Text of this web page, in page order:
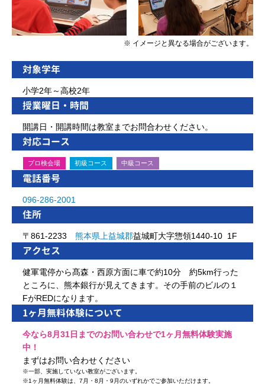
※ イメージと異なる場合がございます。
対象学年
小学2年～高校2年
授業曜日・時間
開講日・開講時間は教室までお問合わせください。
対応コース
プロ検会場 初級コース 中級コース
電話番号
096-286-2001
住所
〒861-2233 熊本県 上益城郡益城町大字惣領1440-10 1F
アクセス
健軍電停から髙森・西原方面に車で約10分 約5km行った
ところに、熊本銀行が見えてきます。その手前のビルの１
FがREDになります。
1ヶ月無料体験について
今なら8月31日までのお問い合わせで1ヶ月無料体験実施
中！
まずはお問い合わせください
※一部、実施していない教室がございます。
※1ヶ月無料体験は、7月・8月・9月のいずれかでご参加いただけます。